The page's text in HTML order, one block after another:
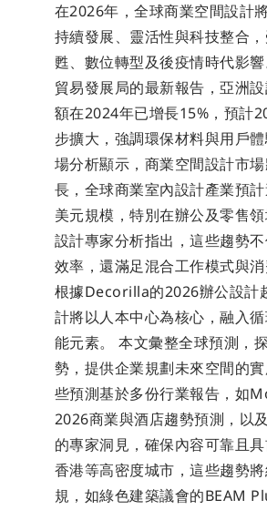
在2026年，全球商業空間設計
持續發展、靈活性與科技整合
甦、數位轉型及後疫情時代影
貿易發展局的最新報告，亞洲
額在2024年已增長15%，預計
步擴大，強調環保材料與用戶
場分析顯示，商業空間設計市
長，全球商業室內設計產業預
美元規模，特別在辦公及零售
設計專家分析指出，這些趨勢
效率，還滿足混合工作模式與消
根據Decorilla的2026辦公設計
計將以人本中心為核心，融入
能元素。 本文彙整全球預測，
勢，提供企業規劃未來空間的
些預測基於多份行業報告，如
2026商業與酒店趨勢預測，以
的專家洞見，確保內容可靠且
香港等高密度城市，這些趨勢
規，如綠色建築議會的BEAM